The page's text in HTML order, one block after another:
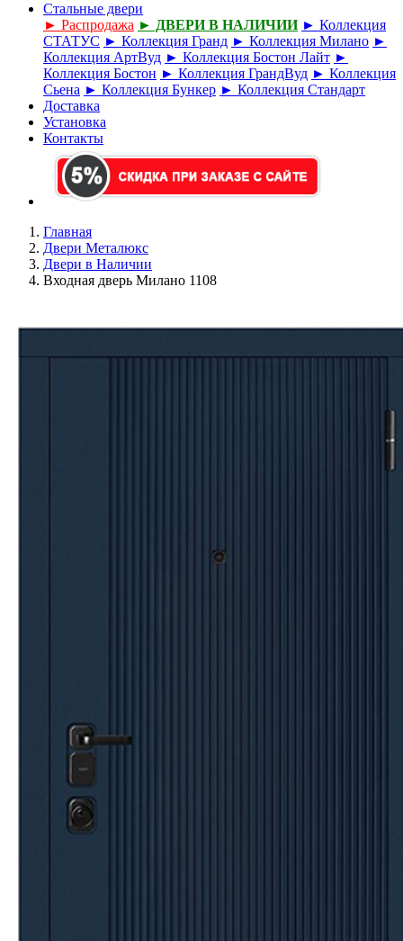
Стальные двери
► Распродажа ► ДВЕРИ В НАЛИЧИИ ► Коллекция
СТАТУС ► Коллекция Гранд ► Коллекция Милано ►
Коллекция АртВуд ► Коллекция Бостон Лайт ►
Коллекция Бостон ► Коллекция ГрандВуд ► Коллекция
Сьена ► Коллекция Бункер ► Коллекция Стандарт
Доставка
Установка
Контакты
Главная
Двери Металюкс
Двери в Наличии
Входная дверь Милано 1108